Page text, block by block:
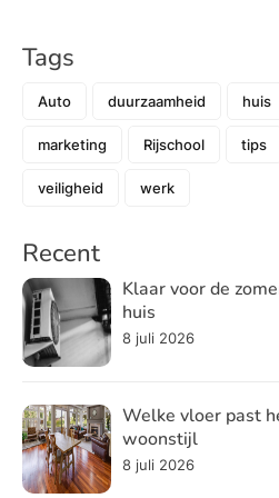
Tags
Auto duurzaamheid huis
marketing Rijschool tips
veiligheid werk
Recent
Klaar voor de
huis
8 juli 2026
Welke vloer past
woonstijl
8 juli 2026